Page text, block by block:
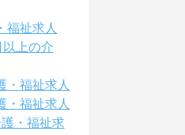
福祉求人
上の介
・福祉求人
・福祉求人
・福祉求